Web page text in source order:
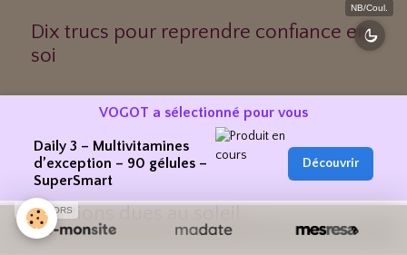
Dix trucs pour reprendre confiance en
soi
Gommage peaux mixtes ou grasses
Lotion Reine-des-prés calmant les
irritations dues au soleil
NB/Coul.
VOGOT a sélectionné pour vous
Daily 3 – Multivitamines
d’exception – 90 gélules –
SuperSmart
Découvrir
SPONSORS